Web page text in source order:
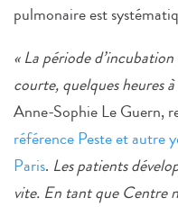
pulmonaire est
« La période
courte, quelques heures
Anne-Sophie Le Guern,
référence Peste et autre
Paris. Les patients
vite. En tant que Centre